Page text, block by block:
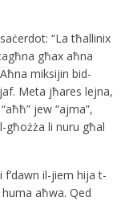
“La tħallinix
għax aħna
miksijin bid-
Meta jħares lejna,
jew “ajma”,
għożża li nuru għal
il-jiem hija t-
aħwa. Qed